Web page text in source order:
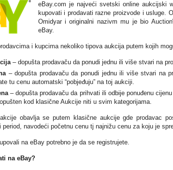
eBay.com je najveći svetski online aukcijski
kupovati i prodavati razne proizvode i usluge.
Omidyar i originalni nazivm mu je bio
eBay.
i kupcima nekoliko tipova aukcija putem kojih
– dopušta prodavaču da ponudi jednu ili više stvari na
– dopušta prodavaču da ponudi jednu ili više stvari na
tu cenu automatski “pobjeđuju” na toj aukciji.
– dopušta prodavaču da prihvati ili odbije ponuđenu
kod klasične Aukcije niti u svim kategorijama.
obavlja se putem klasične aukcije gde prodavac
period, navodeći početnu cenu tj najnižu cenu za koju je
na eBay potrebno je da se registrujete.
na eBay?